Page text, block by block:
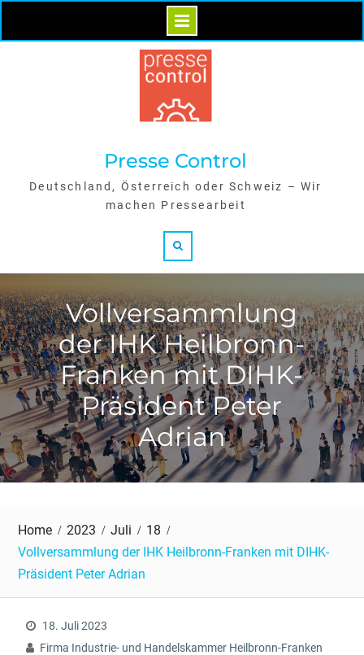
Skip
Presse Control
Deutschland, Österreich oder Schweiz – Wir
machen Pressearbeit
Vollversammlung
der IHK Heilbronn-
Franken mit DIHK-
Präsident Peter
Adrian
Home 2023 Juli
18
Vollversammlung der IHK Heilbronn-Franken mit DIHK-
Präsident Peter Adrian
18. Juli 2023
Firma Industrie- und Handelskammer Heilbronn-Franken